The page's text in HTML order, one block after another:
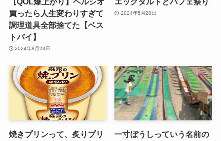
買ったら人生変わりすぎて
調理道具全部捨てた【ベス
トバイ】
2024年8月23日
2024年5月20日
焼きプリンって、炙りプリ
一寸ぼうしっていう名前の